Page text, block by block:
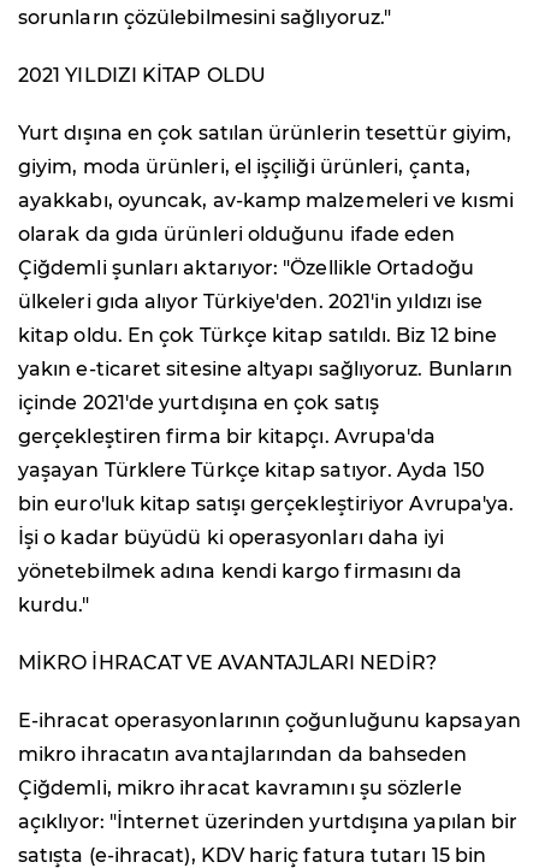
sorunların çözülebilmesini sağlıyoruz."
2021 YILDIZI KİTAP OLDU
Yurt dışına en çok satılan ürünlerin tesettür giyim,
giyim, moda ürünleri, el işçiliği ürünleri, çanta,
ayakkabı, oyuncak, av-kamp malzemeleri ve kısmi
olarak da gıda ürünleri olduğunu ifade eden
Çiğdemli şunları aktarıyor: "Özellikle Ortadoğu
ülkeleri gıda alıyor Türkiye'den. 2021'in yıldızı ise
kitap oldu. En çok Türkçe kitap satıldı. Biz 12 bine
yakın e-ticaret sitesine altyapı sağlıyoruz. Bunların
içinde 2021'de yurtdışına en çok satış
gerçekleştiren firma bir kitapçı. Avrupa'da
yaşayan Türklere Türkçe kitap satıyor. Ayda 150
bin euro'luk kitap satışı gerçekleştiriyor Avrupa'ya.
İşi o kadar büyüdü ki operasyonları daha iyi
yönetebilmek adına kendi kargo firmasını da
kurdu."
MİKRO İHRACAT VE AVANTAJLARI NEDİR?
E-ihracat operasyonlarının çoğunluğunu kapsayan
mikro ihracatın avantajlarından da bahseden
Çiğdemli, mikro ihracat kavramını şu sözlerle
açıklıyor: "İnternet üzerinden yurtdışına yapılan bir
satışta (e-ihracat), KDV hariç fatura tutarı 15 bin